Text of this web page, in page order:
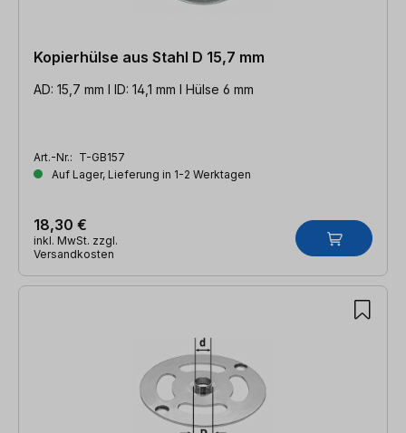
Kopierhülse aus Stahl D 15,7 mm
AD: 15,7 mm l ID: 14,1 mm l Hülse 6 mm
Art.-Nr.: T-GB157
Auf Lager, Lieferung in 1-2 Werktagen
18,30 €
inkl. MwSt. zzgl.
Versandkosten